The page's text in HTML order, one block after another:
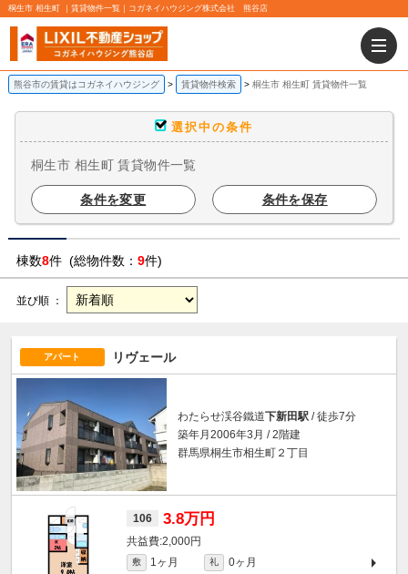
桐生市 相生町 ｜賃貸物件一覧｜コガネイハウジング株式会社 熊谷店
熊谷市の賃貸はコガネイハウジング 賃貸物件検索 桐生市 相生町 賃貸物件一覧
選択中の条件
桐生市 相生町 賃貸物件一覧
条件を変更 条件を保存
棟数8件 (総物件数： 9件)
並び順 ：
アパート リヴェール
わたらせ渓谷鐵道下新田駅 / 徒歩7分
築年月2006年3月 / 2階建
群馬県桐生市相生町２丁目
106 3.8万円
2,000円
敷 1ヶ月 礼
0ヶ月